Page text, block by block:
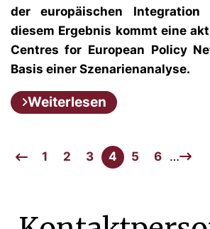
der europäischen Integration
diesem Ergebnis kommt eine
Centres for European Policy
Basis einer Szenarienanalyse.
Weiterlesen
1 2 3 4 5 6 …